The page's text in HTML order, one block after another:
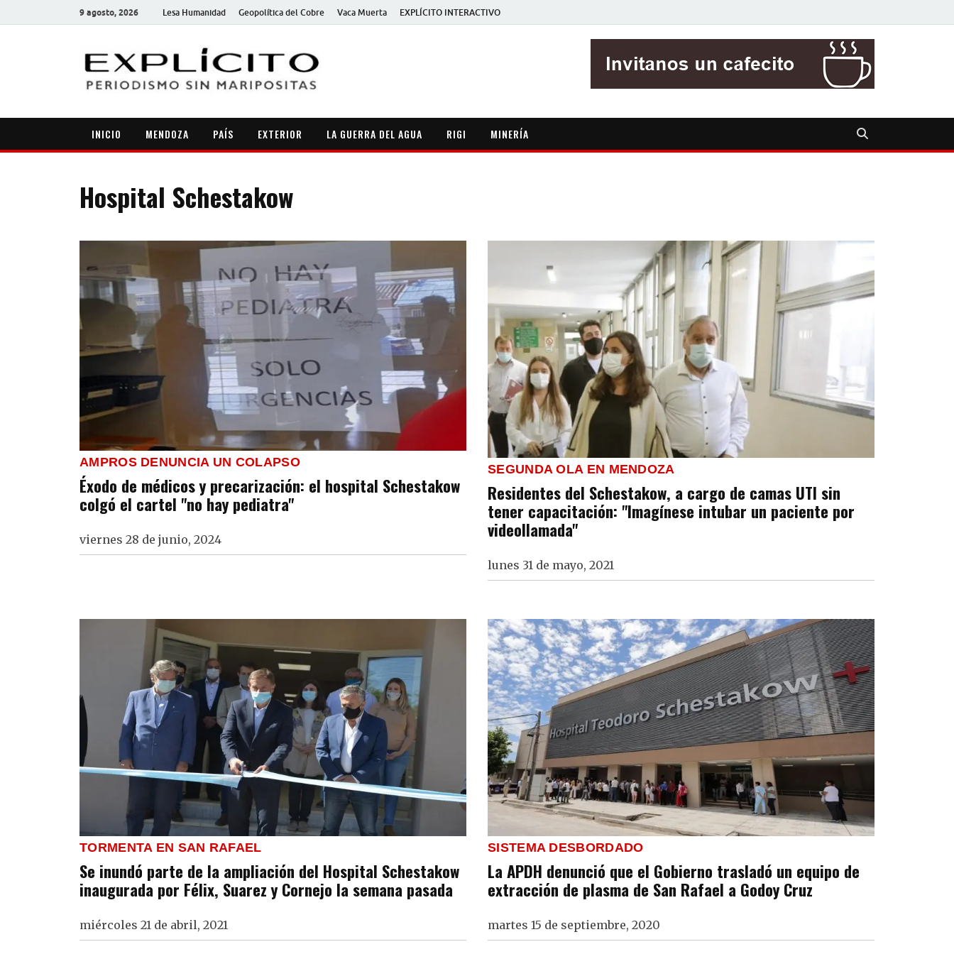
9 agosto, 2026 Lesa Humanidad Geopolítica del Cobre Vaca Muerta EXPLÍCITO INTERACTIVO
INICIO MENDOZA PAÍS EXTERIOR LA GUERRA DEL AGUA RIGI MINERÍA
Hospital Schestakow
AMPROS DENUNCIA UN COLAPSO
Éxodo de médicos y precarización: el hospital Schestakow
colgó el cartel "no hay pediatra"
viernes 28 de junio, 2024
SEGUNDA OLA EN MENDOZA
Residentes del Schestakow, a cargo de camas UTI sin
tener capacitación: "Imagínese intubar un paciente por
videollamada"
lunes 31 de mayo, 2021
TORMENTA EN SAN RAFAEL
Se inundó parte de la ampliación del Hospital Schestakow
inaugurada por Félix, Suarez y Cornejo la semana pasada
miércoles 21 de abril, 2021
SISTEMA DESBORDADO
La APDH denunció que el Gobierno trasladó un equipo de
extracción de plasma de San Rafael a Godoy Cruz
martes 15 de septiembre, 2020